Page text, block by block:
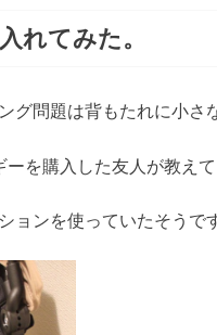
れてみた。
グ問題は背もたれに小さ
を購入した友人が教えて
ョンを使っていたそうで